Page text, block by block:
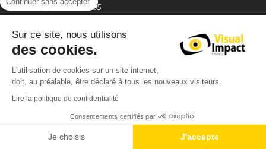
+33 (0) 1 42 22 02 05
Matin : de 10h à 12h15 (sauf vendredi 12h)
Un parking gratuit est à votre disposition
CATÉGORIES
Consommable
Nouveautés
Sur ce site, nous utilisons
des cookies.
L'utilisation de cookies sur un site internet,
doit, au préalable, être déclaré à tous les nouveaux visiteurs.
Lire la politique de confidentialité
Consentements certifiés par
Je choisis J'accepte